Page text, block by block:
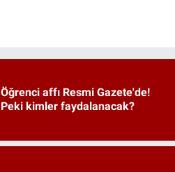
Öğrenci affı Resmi Gazete'de!
Peki kimler faydalanacak?